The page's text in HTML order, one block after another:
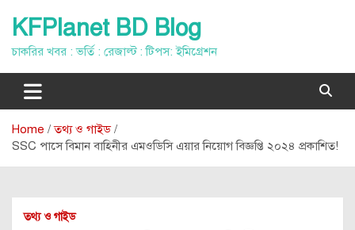
content
KFPlanet BD Blog
চাকরির খবর : ভর্তি : রেজাল্ট : টিপস: ইমিগ্রেশন
Home
তথ্য ও গাইড
SSC পাসে বিমান বাহিনীর এমওডিসি এয়ার নিয়োগ বিজ্ঞপ্তি ২০২৪ প্রকাশিত!
তথ্য ও গাইড